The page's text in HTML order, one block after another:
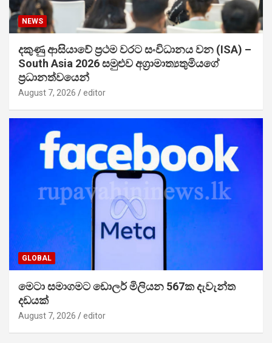
NEWS
දකුණු ආසියාවේ ප්‍රථම වරට සංවිධානය වන (ISA) –
South Asia 2026 සමුළුව අග්‍රාමාත්‍යතුමියගේ
ප්‍රධානත්වයෙන්
August 7, 2026 editor
GLOBAL
මෙටා සමාගමට ඩොලර් මිලියන 567ක දැවැන්ත
දඩයක්
August 7, 2026 editor